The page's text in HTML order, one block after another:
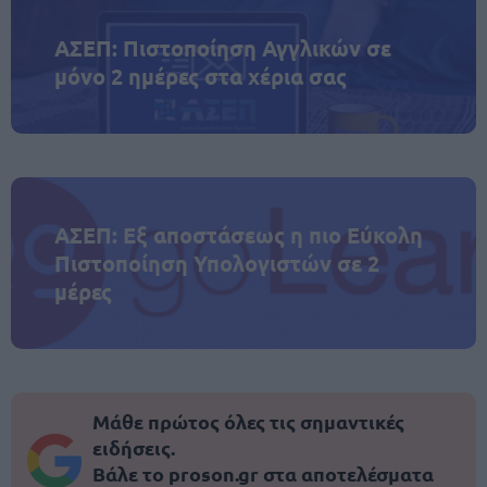
ΑΣΕΠ: Πιστοποίηση Αγγλικών σε
μόνο 2 ημέρες στα χέρια σας
ΑΣΕΠ: Εξ αποστάσεως η πιο Εύκολη
Πιστοποίηση Υπολογιστών σε 2
μέρες
Μάθε πρώτος όλες τις σημαντικές
ειδήσεις.
Βάλε το proson.gr στα αποτελέσματα